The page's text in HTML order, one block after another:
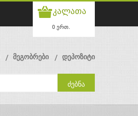
კალათა
0 ერთ.
მეგობრები დეპოზიტი